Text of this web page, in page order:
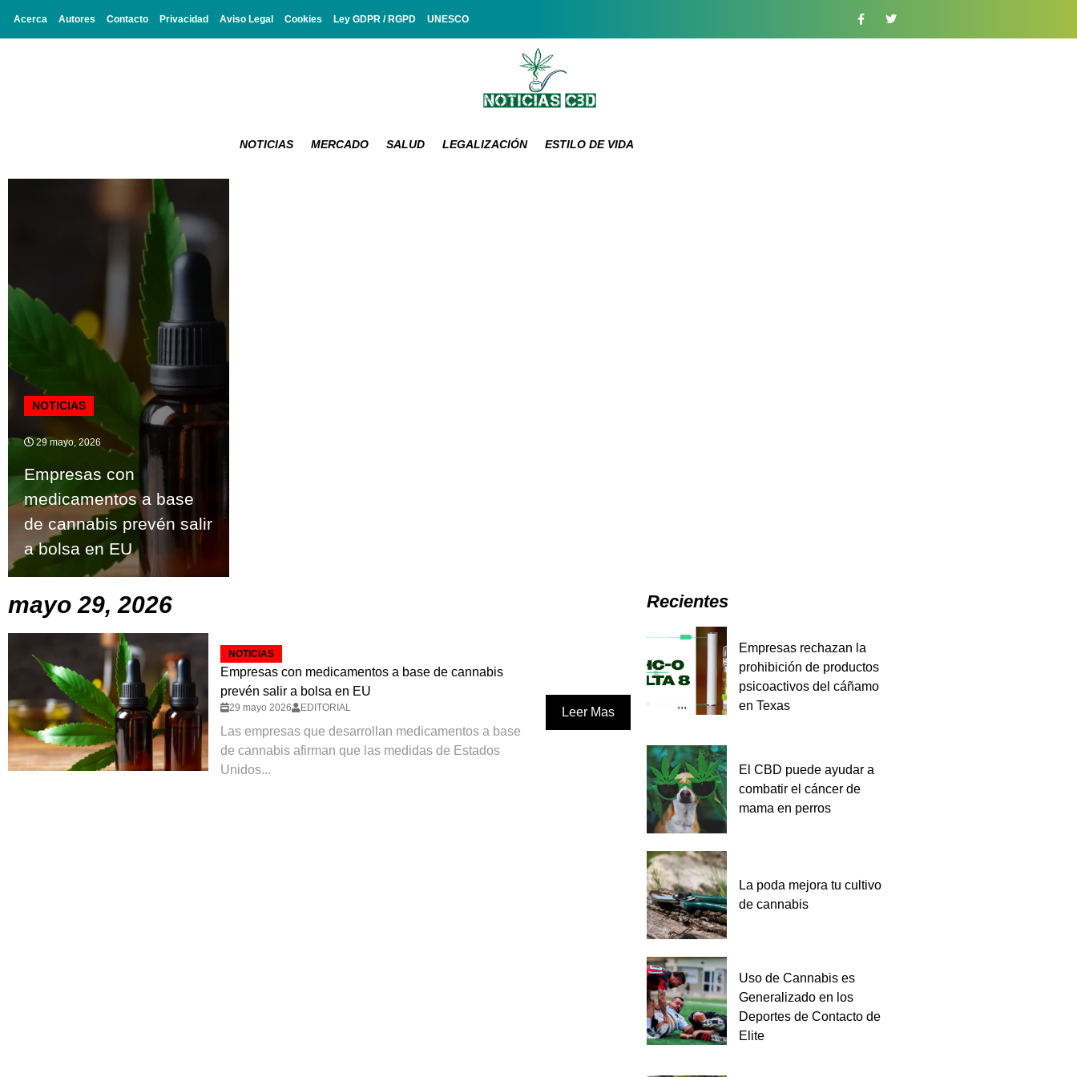
Acerca Autores Contacto Privacidad Aviso Legal Cookies Ley GDPR / RGPD UNESCO
NOTICIAS MERCADO SALUD LEGALIZACIÓN ESTILO DE VIDA
NOTICIAS
29 mayo, 2026
Empresas con
medicamentos a base
de cannabis prevén salir
a bolsa en EU
mayo 29, 2026
NOTICIAS
Empresas con medicamentos a base de cannabis
prevén salir a bolsa en EU
29 mayo 2026 EDITORIAL
Las empresas que desarrollan medicamentos a base
de cannabis afirman que las medidas de Estados
Unidos...
Leer Mas
Recientes
Empresas rechazan la
prohibición de productos
psicoactivos del cáñamo
en Texas
El CBD puede ayudar a
combatir el cáncer de
mama en perros
La poda mejora tu cultivo
de cannabis
Uso de Cannabis es
Generalizado en los
Deportes de Contacto de
Elite